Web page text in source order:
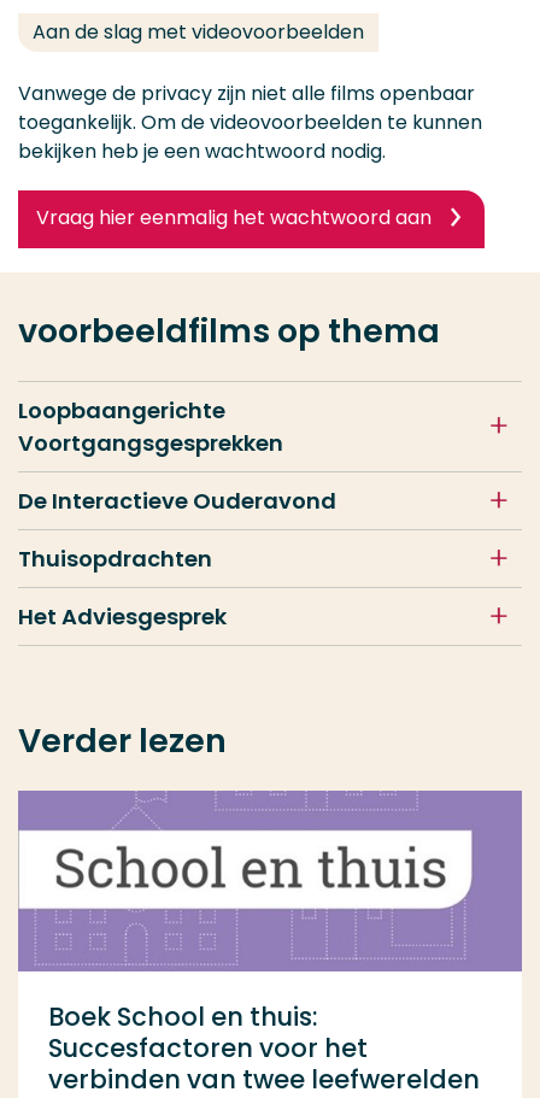
Aan de slag met videovoorbeelden
Vanwege de privacy zijn niet alle films openbaar
toegankelijk. Om de videovoorbeelden te kunnen
bekijken heb je een wachtwoord nodig.
Vraag hier eenmalig het wachtwoord aan
voorbeeldfilms op thema
Loopbaangerichte
Voortgangsgesprekken
De Interactieve Ouderavond
Thuisopdrachten
Het Adviesgesprek
Verder lezen
Boek School en thuis:
Succesfactoren voor het
verbinden van twee leefwerelden